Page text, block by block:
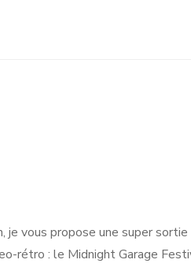
vous propose une super
rétro : le Midnight Garage